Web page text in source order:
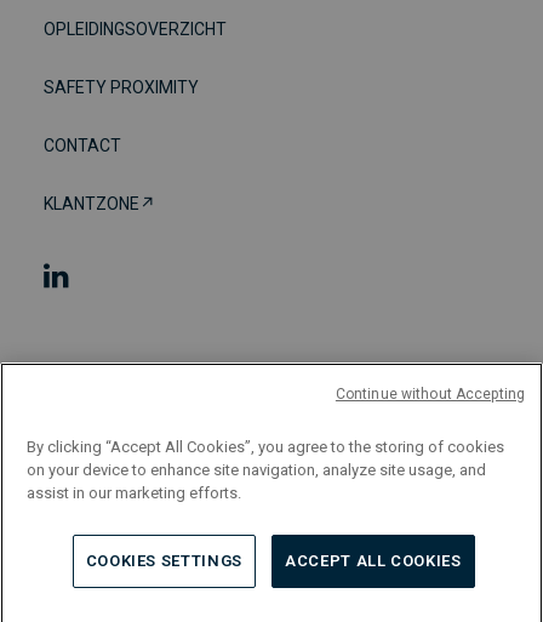
OPLEIDINGSOVERZICHT
SAFETY PROXIMITY
CONTACT
KLANTZONE↗︎
Algemene voorwaarden
Privacybeleid
Cookiebeleid
By clicking “Accept All Cookies”, you agree to the storing of cookies
on your device to enhance site navigation, analyze site usage, and
assist in our marketing efforts.
COOKIES SETTINGS ACCEPT ALL COOKIES
Continue without Accepting